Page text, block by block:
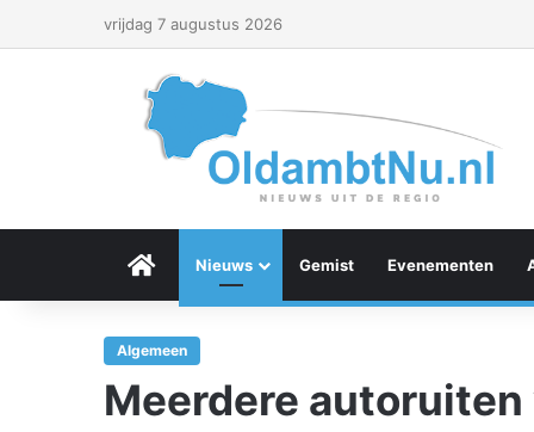
vrijdag 7 augustus 2026
Menu Item
Nieuws Gemist Evenementen
Algemeen
Meerdere